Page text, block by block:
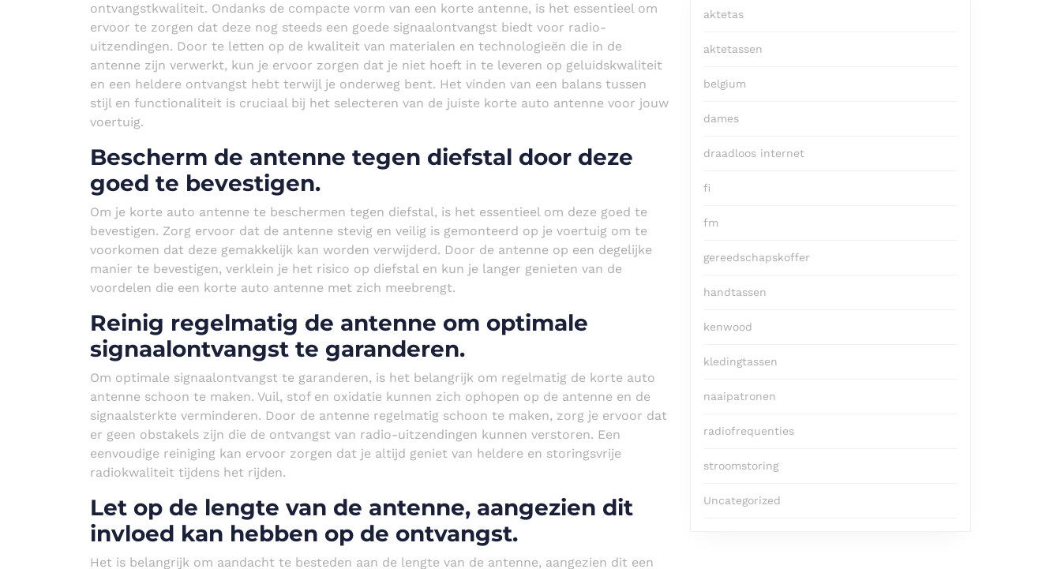
ontvangstkwaliteit. Ondanks de compacte vorm van een korte antenne, is het essentieel om
ervoor te zorgen dat deze nog steeds een goede signaalontvangst biedt voor radio-
uitzendingen. Door te letten op de kwaliteit van materialen en technologieën die in de
antenne zijn verwerkt, kun je ervoor zorgen dat je niet hoeft in te leveren op geluidskwaliteit
en een heldere ontvangst hebt terwijl je onderweg bent. Het vinden van een balans tussen
stijl en functionaliteit is cruciaal bij het selecteren van de juiste korte auto antenne voor jouw
voertuig.
Bescherm de antenne tegen diefstal door deze
goed te bevestigen.
Om je korte auto antenne te beschermen tegen diefstal, is het essentieel om deze goed te
bevestigen. Zorg ervoor dat de antenne stevig en veilig is gemonteerd op je voertuig om te
voorkomen dat deze gemakkelijk kan worden verwijderd. Door de antenne op een degelijke
manier te bevestigen, verklein je het risico op diefstal en kun je langer genieten van de
voordelen die een korte auto antenne met zich meebrengt.
Reinig regelmatig de antenne om optimale
signaalontvangst te garanderen.
Om optimale signaalontvangst te garanderen, is het belangrijk om regelmatig de korte auto
antenne schoon te maken. Vuil, stof en oxidatie kunnen zich ophopen op de antenne en de
signaalsterkte verminderen. Door de antenne regelmatig schoon te maken, zorg je ervoor dat
er geen obstakels zijn die de ontvangst van radio-uitzendingen kunnen verstoren. Een
eenvoudige reiniging kan ervoor zorgen dat je altijd geniet van heldere en storingsvrije
radiokwaliteit tijdens het rijden.
Let op de lengte van de antenne, aangezien dit
invloed kan hebben op de ontvangst.
Het is belangrijk om aandacht te besteden aan de lengte van de antenne, aangezien dit een
aktetas
aktetassen
belgium
dames
draadloos internet
fi
fm
gereedschapskoffer
handtassen
kenwood
kledingtassen
naaipatronen
radiofrequenties
stroomstoring
Uncategorized